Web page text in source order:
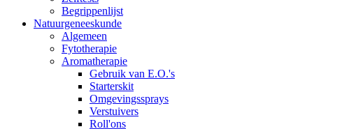
Begrippenlijst
Natuurgeneeskunde
Algemeen
Fytotherapie
Aromatherapie
Gebruik van E.O.'s
Starterskit
Omgevingssprays
Verstuivers
Roll'ons